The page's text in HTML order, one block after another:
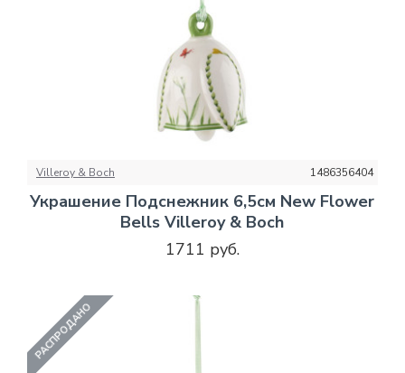
Villeroy & Boch 1486356404
Украшение Подснежник 6,5см New Flower
Bells Villeroy & Boch
1711 руб.
РАСПРОДАНО